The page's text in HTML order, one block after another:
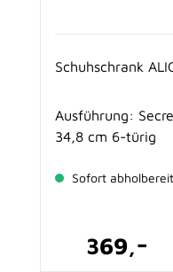
Schuhschrank
Ausführung:
34,8 cm 6-türig
Sofort abholbereit
369,-